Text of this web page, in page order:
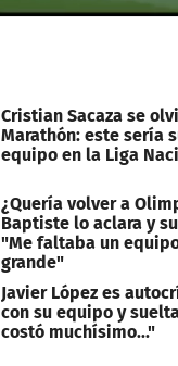
Cristian Sacaza se
Marathón: este sería
equipo en la Liga
¿Quería volver a
Baptiste lo aclara y
"Me faltaba un
grande"
Javier López es
con su equipo y
costó muchísimo..."